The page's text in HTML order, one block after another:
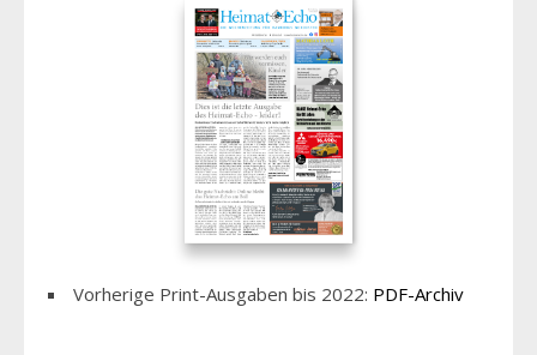
Vorherige Print-Ausgaben bis 2022: PDF-Archiv